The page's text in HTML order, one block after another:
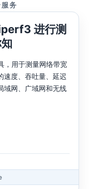
务
进行测
，用于测量网络带宽
速度、吞吐量、延迟
域网、广域网和无线